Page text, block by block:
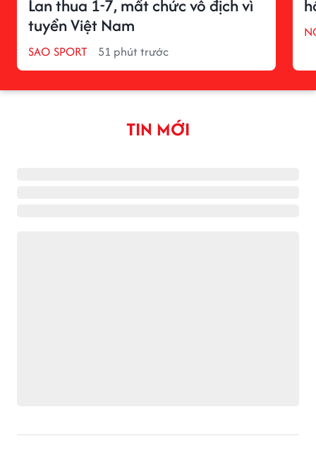
Lan thua 1-7, mất chức vô địch vì
tuyển Việt Nam
SAO SPORT 51 phút trước
TIN MỚI